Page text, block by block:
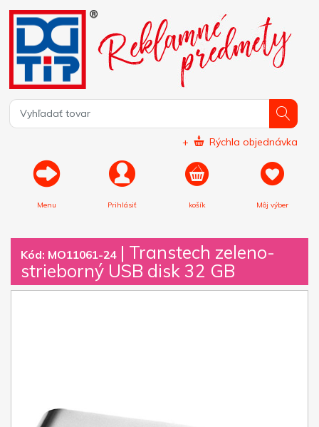
+ Rýchla objednávka
Menu Prihlásiť košík Môj výber
Kód: MO11061-24| Transtech zeleno-
strieborný USB disk 32 GB